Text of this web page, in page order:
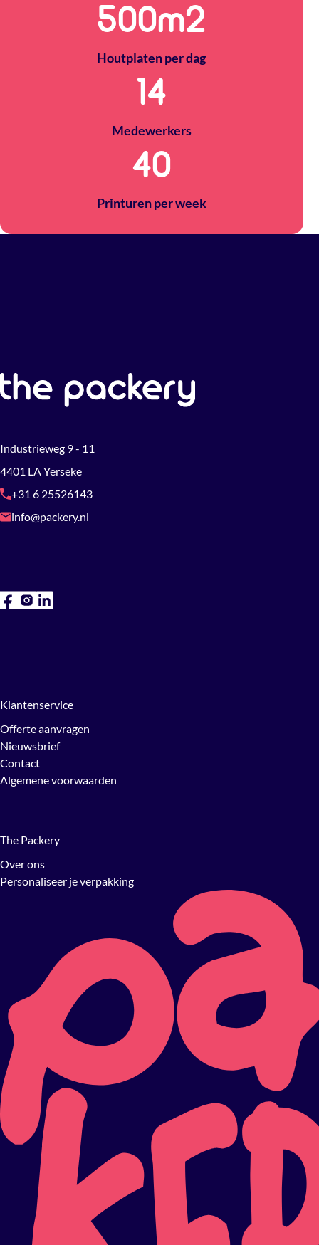
500m2
Houtplaten per dag
14
Medewerkers
40
Printuren per week
Industrieweg 9 - 11
4401 LA Yerseke
+31 6 25526143
info@packery.nl
Klantenservice
Offerte aanvragen
Nieuwsbrief
Contact
Algemene voorwaarden
The Packery
Over ons
Personaliseer je verpakking